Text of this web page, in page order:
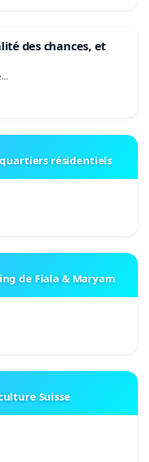
des chances, et
quartiers résidentiels
de Fiala & Maryam
Suisse